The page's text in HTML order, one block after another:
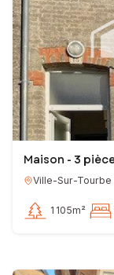
Maison - 3
Ville-Sur-Tourbe
1 105m²